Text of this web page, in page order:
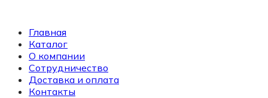
Главная
Каталог
О компании
Сотрудничество
Доставка и оплата
Контакты